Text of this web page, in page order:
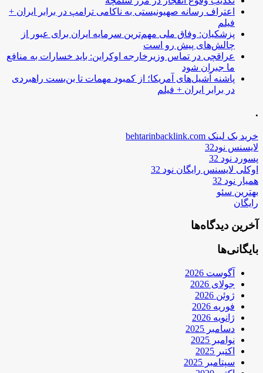
اعتراف رسانه صهیونیستی به ناکامی ترامپ در برابر ایران +
فیلم
پزشکیان: وفاق ملی مهم‌ترین سرمایه ایران برای عبور از
چالش‌های پیش رو است
عراقچی در تماس وزیرخارجه اوکراین: باید خسارات به منافع
ما جبران شود
پاشنه آشیل‌های آمریکا؛ از کمبود مهمات تا بن‌بست راهبردی
در برابر ایران + فیلم
.
خرید بک لینک behtarinbacklink.com
لایسنس نود32
پسورد نود 32
اوکلی لایسنس رایگان نود 32
همیار نود 32
بهترین سئو
رایگان
آخرین دیدگاه‌ها
بایگانی‌ها
آگوست 2026
جولای 2026
ژوئن 2026
فوریه 2026
ژانویه 2026
دسامبر 2025
نوامبر 2025
اکتبر 2025
سپتامبر 2025